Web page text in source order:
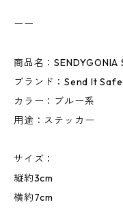
ーー
商品名：SENDYGONIA
ブランド：Send It
カラー：ブルー系
用途：ステッカー
サイズ：
縦約3cm
横約7cm